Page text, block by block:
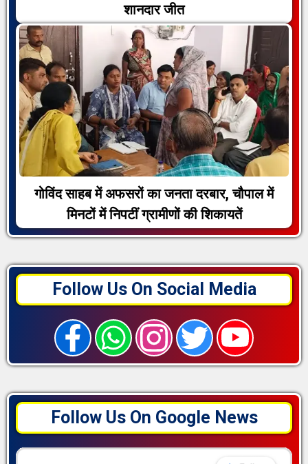
शानदार जीत
गोविंद साहब में अफसरों का जनता दरबार, चौपाल में
मिनटों में निपटीं ग्रामीणों की शिकायतें
Follow Us On Social Media
Follow Us On Google News